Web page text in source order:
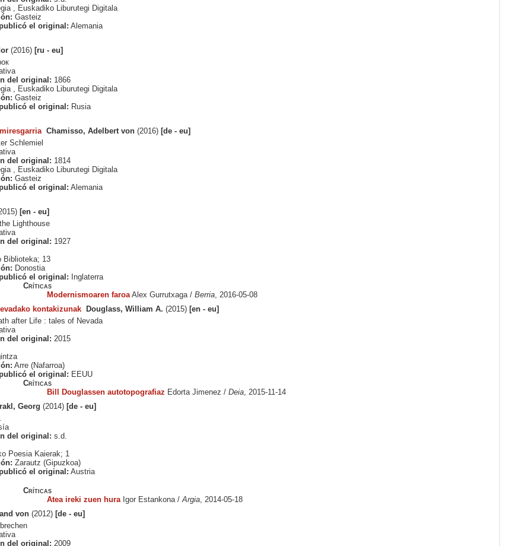
, Euskadiko Liburutegi Digitala
Gasteiz
el original: Alemania
(2016) [ru - eu]
del original: 1866
, Euskadiko Liburutegi Digitala
Gasteiz
el original: Rusia
Chamisso, Adelbert von(2016) [de - eu]
Schlemiel
del original: 1814
, Euskadiko Liburutegi Digitala
Gasteiz
el original: Alemania
[en - eu]
Lighthouse
del original: 1927
Biblioteka; 13
Donostia
el original: Inglaterra
Críticas
Modernismoaren faroaAlex Gurrutxaga / Berria, 2016-05-08
kontakizunak
Douglass, William A. (2015) [en - eu]
after Life : tales of Nevada
del original: 2015
Arre (Nafarroa)
el original: EEUU
Críticas
Bill Douglassen autotopografiaz Edorta Jimenez / Deia, 2015-11-14
Georg (2014) [de - eu]
del original: s.d.
Poesia Kaierak; 1
Zarautz (Gipuzkoa)
el original: Austria
Críticas
Atea ireki zuen huraIgor Estankona /Argia, 2014-05-18
von(2012) [de - eu]
del original: 2009